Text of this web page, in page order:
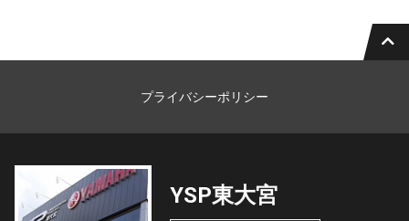
プライバシーポリシー
YSP東大宮